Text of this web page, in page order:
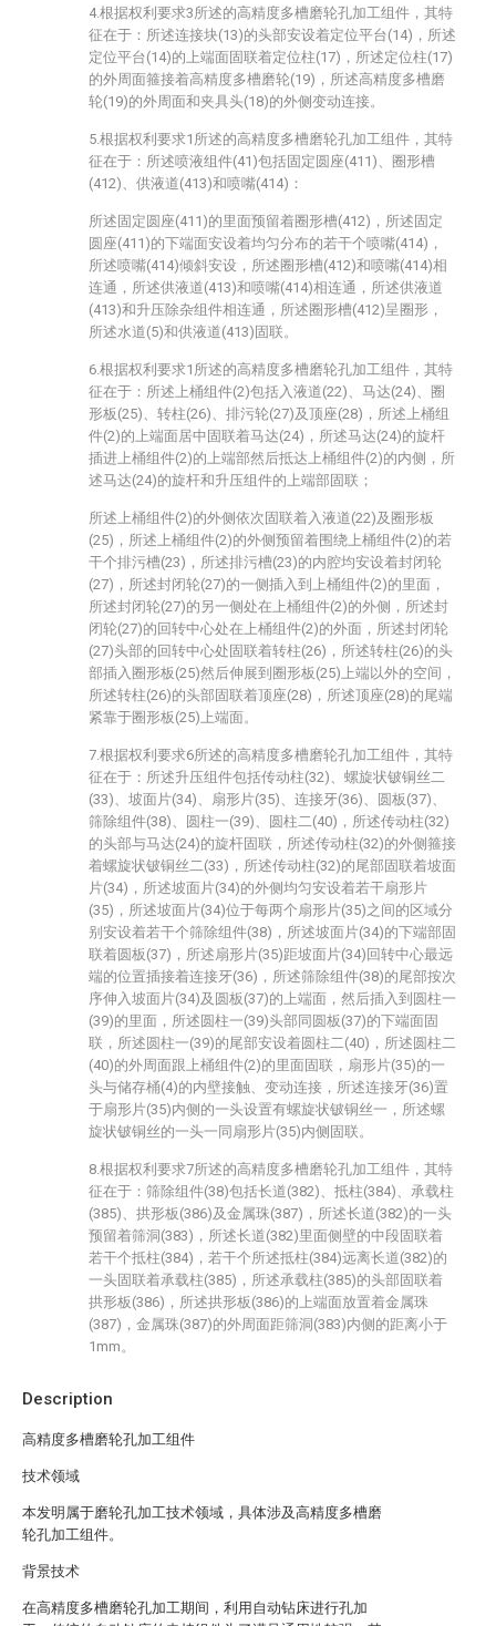
Description
高精度多槽磨轮孔加工组件
技术领域
本发明属于磨轮孔加工技术领域，具体涉及高精度多槽磨
轮孔加工组件。
背景技术
在高精度多槽磨轮孔加工期间，利用自动钻床进行孔加
4.根据权利要求3所述的高精度多槽磨轮孔加工组件，其特
征在于：所述连接块(13)的头部安设着定位平台(14)，所述
定位平台(14)的上端面固联着定位柱(17)，所述定位柱(17)
的外周面箍接着高精度多槽磨轮(19)，所述高精度多槽磨
轮(19)的外周面和夹具头(18)的外侧变动连接。
5.根据权利要求1所述的高精度多槽磨轮孔加工组件，其特
征在于：所述喷液组件(41)包括固定圆座(411)、圈形槽
(412)、供液道(413)和喷嘴(414)：
所述固定圆座(411)的里面预留着圈形槽(412)，所述固定
圆座(411)的下端面安设着均匀分布的若干个喷嘴(414)，
所述喷嘴(414)倾斜安设，所述圈形槽(412)和喷嘴(414)相
连通，所述供液道(413)和喷嘴(414)相连通，所述供液道
(413)和升压除杂组件相连通，所述圈形槽(412)呈圈形，
所述水道(5)和供液道(413)固联。
6.根据权利要求1所述的高精度多槽磨轮孔加工组件，其特
征在于：所述上桶组件(2)包括入液道(22)、马达(24)、圈
形板(25)、转柱(26)、排污轮(27)及顶座(28)，所述上桶组
件(2)的上端面居中固联着马达(24)，所述马达(24)的旋杆
插进上桶组件(2)的上端部然后抵达上桶组件(2)的内侧，所
述马达(24)的旋杆和升压组件的上端部固联；
所述上桶组件(2)的外侧依次固联着入液道(22)及圈形板
(25)，所述上桶组件(2)的外侧预留着围绕上桶组件(2)的若
干个排污槽(23)，所述排污槽(23)的内腔均安设着封闭轮
(27)，所述封闭轮(27)的一侧插入到上桶组件(2)的里面，
所述封闭轮(27)的另一侧处在上桶组件(2)的外侧，所述封
闭轮(27)的回转中心处在上桶组件(2)的外面，所述封闭轮
(27)头部的回转中心处固联着转柱(26)，所述转柱(26)的头
部插入圈形板(25)然后伸展到圈形板(25)上端以外的空间，
所述转柱(26)的头部固联着顶座(28)，所述顶座(28)的尾端
紧靠于圈形板(25)上端面。
7.根据权利要求6所述的高精度多槽磨轮孔加工组件，其特
征在于：所述升压组件包括传动柱(32)、螺旋状铍铜丝二
(33)、坡面片(34)、扇形片(35)、连接牙(36)、圆板(37)、
筛除组件(38)、圆柱一(39)、圆柱二(40)，所述传动柱(32)
的头部与马达(24)的旋杆固联，所述传动柱(32)的外侧箍接
着螺旋状铍铜丝二(33)，所述传动柱(32)的尾部固联着坡面
片(34)，所述坡面片(34)的外侧均匀安设着若干扇形片
(35)，所述坡面片(34)位于每两个扇形片(35)之间的区域分
别安设着若干个筛除组件(38)，所述坡面片(34)的下端部固
联着圆板(37)，所述扇形片(35)距坡面片(34)回转中心最远
端的位置插接着连接牙(36)，所述筛除组件(38)的尾部按次
序伸入坡面片(34)及圆板(37)的上端面，然后插入到圆柱一
(39)的里面，所述圆柱一(39)头部同圆板(37)的下端面固
联，所述圆柱一(39)的尾部安设着圆柱二(40)，所述圆柱二
(40)的外周面跟上桶组件(2)的里面固联，扇形片(35)的一
头与储存桶(4)的内壁接触、变动连接，所述连接牙(36)置
于扇形片(35)内侧的一头设置有螺旋状铍铜丝一，所述螺
旋状铍铜丝的一头一同扇形片(35)内侧固联。
8.根据权利要求7所述的高精度多槽磨轮孔加工组件，其特
征在于：筛除组件(38)包括长道(382)、抵柱(384)、承载柱
(385)、拱形板(386)及金属珠(387)，所述长道(382)的一头
预留着筛洞(383)，所述长道(382)里面侧壁的中段固联着
若干个抵柱(384)，若干个所述抵柱(384)远离长道(382)的
一头固联着承载柱(385)，所述承载柱(385)的头部固联着
拱形板(386)，所述拱形板(386)的上端面放置着金属珠
(387)，金属珠(387)的外周面距筛洞(383)内侧的距离小于
1mm。